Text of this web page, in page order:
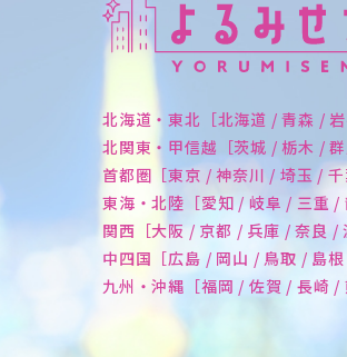
北海道・東北［北海道 / 青森 /
北関東・甲信越［茨城 / 栃木 /
首都圏［東京 / 神奈川 / 埼玉 /
東海・北陸［愛知 / 岐阜 / 三重 /
関西［大阪 / 京都 / 兵庫 / 奈良 /
中四国［広島 / 岡山 / 鳥取 / 島
九州・沖縄［福岡 / 佐賀 / 長崎 /